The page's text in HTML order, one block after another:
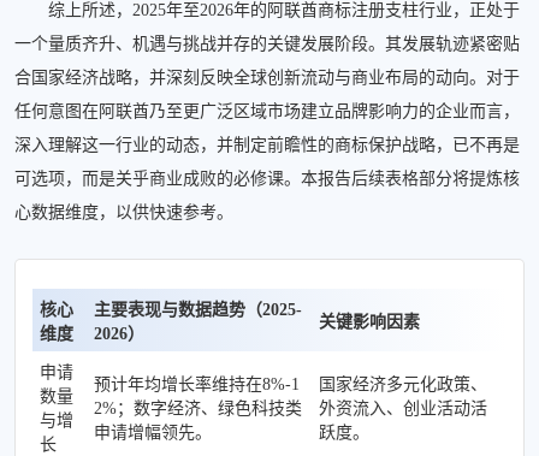
综上所述，2025年至2026年的阿联酋商标注册支柱行业，正处于
一个量质齐升、机遇与挑战并存的关键发展阶段。其发展轨迹紧密贴
合国家经济战略，并深刻反映全球创新流动与商业布局的动向。对于
任何意图在阿联酋乃至更广泛区域市场建立品牌影响力的企业而言，
深入理解这一行业的动态，并制定前瞻性的商标保护战略，已不再是
可选项，而是关乎商业成败的必修课。本报告后续表格部分将提炼核
心数据维度，以供快速参考。
核心
维度
主要表现与数据趋势（2025-
2026）
关键影响因素
申请
数量
与增
长
预计年均增长率维持在8%-1
2%；数字经济、绿色科技类
申请增幅领先。
国家经济多元化政策、
外资流入、创业活动活
跃度。